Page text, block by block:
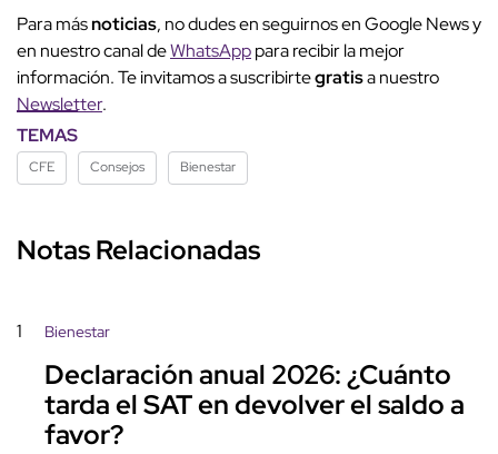
Para másnoticias, no dudes en seguirnos en Google News y
en nuestro canal deWhatsApppara recibir la mejor
información. Te invitamos a suscribirtegratisa nuestro
Newsletter.
TEMAS
CFE Consejos Bienestar
Notas Relacionadas
1 Bienestar
Declaración anual 2026: ¿Cuánto
tarda el SAT en devolver el saldo a
favor?